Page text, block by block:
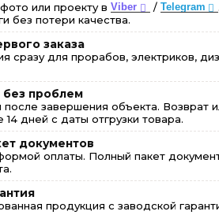
или проекту вViber / Telegram
без потери качества.
заказа
сразу для прорабов, электриков,
без проблем
завершения объекта. Возврат
дней с даты отгрузки товара.
документов
оплаты. Полный пакет
продукция с заводской